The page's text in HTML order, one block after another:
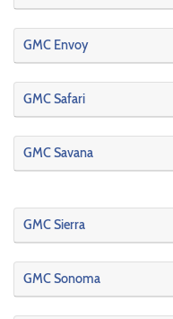
GMC Envoy
GMC Safari
GMC Savana
GMC Sierra
GMC Sonoma